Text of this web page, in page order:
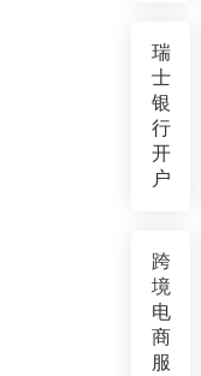
瑞
士
银
行
开
户
跨
境
电
商
服